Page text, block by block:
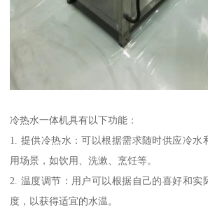
冷热水一体机具有以下功能：
1. 提供冷热水：可以根据需求随时供应冷水
用场景，如饮用、洗漱、烹饪等。
2. 温度调节：用户可以根据自己的喜好和实
度，以获得适宜的水温。